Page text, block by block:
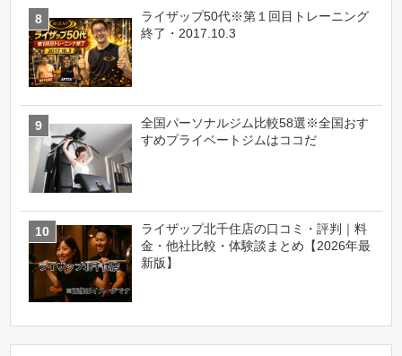
ライザップ50代※第１回目トレーニング
終了・2017.10.3
全国パーソナルジム比較58選※全国おす
すめプライベートジムはココだ
ライザップ北千住店の口コミ・評判｜料
金・他社比較・体験談まとめ【2026年最
新版】